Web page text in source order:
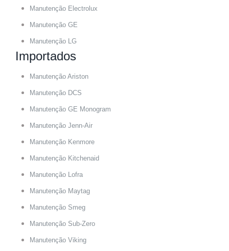
Manutenção Electrolux
Manutenção GE
Manutenção LG
Importados
Manutenção Ariston
Manutenção DCS
Manutenção GE Monogram
Manutenção Jenn-Air
Manutenção Kenmore
Manutenção Kitchenaid
Manutenção Lofra
Manutenção Maytag
Manutenção Smeg
Manutenção Sub-Zero
Manutenção Viking